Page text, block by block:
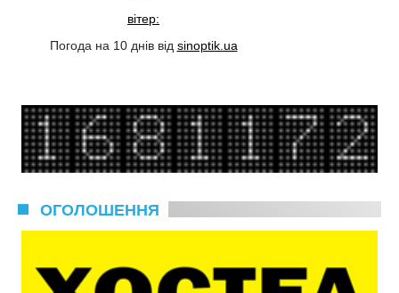
вітер:
Погода на 10 днів від sinoptik.ua
ОГОЛОШЕННЯ